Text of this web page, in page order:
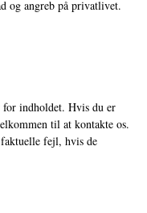
og angreb på privatlivet.
for indholdet. Hvis du er
til at kontakte os.
fejl, hvis de